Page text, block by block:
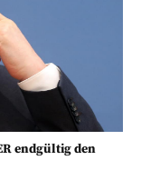
endgültig den